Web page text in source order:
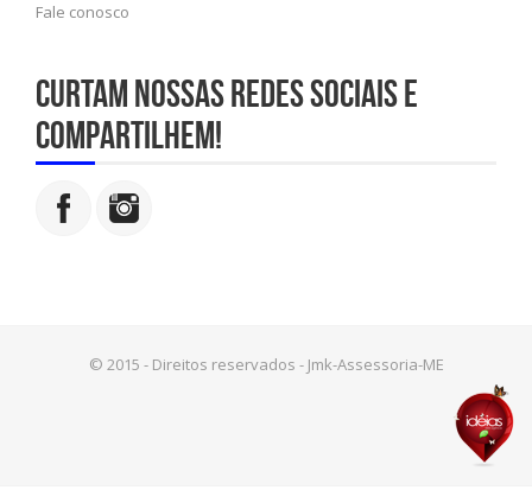
Fale conosco
Curtam nossas redes sociais e
compartilhem!
© 2015 - Direitos reservados - Jmk-Assessoria-ME